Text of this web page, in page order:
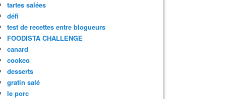
tartes salées
défi
test de recettes entre blogueurs
FOODISTA CHALLENGE
canard
cookeo
desserts
gratin salé
le porc